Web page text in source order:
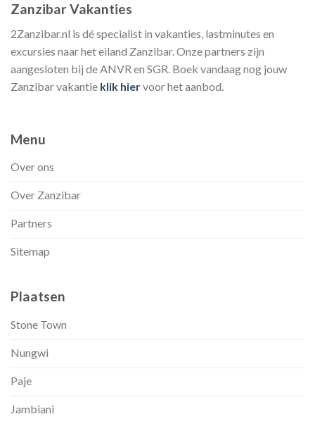
Zanzibar Vakanties
2Zanzibar.nl is dé specialist in vakanties, lastminutes en
excursies naar het eiland Zanzibar. Onze partners zijn
aangesloten bij de ANVR en SGR. Boek vandaag nog jouw
Zanzibar vakantie klik hiervoor het aanbod.
Menu
Over ons
Over Zanzibar
Partners
Sitemap
Plaatsen
Stone Town
Nungwi
Paje
Jambiani